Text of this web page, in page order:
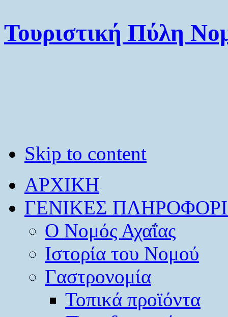
Τουριστική Πύλη
Skip to content
ΑΡΧΙΚΗ
ΓΕΝΙΚΕΣ
O Νομός Αχαΐας
Ιστορία του Νομού
Γαστρονομία
Τοπικά προϊόντα